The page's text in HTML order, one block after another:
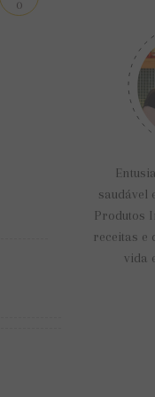
0
saudável
Produtos
receitas e
vida